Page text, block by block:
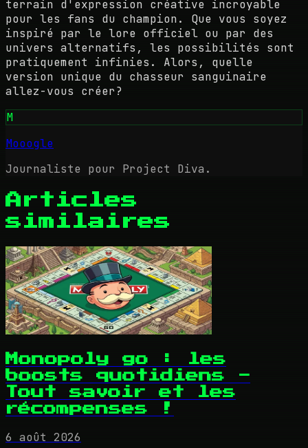
terrain d'expression créative incroyable
pour les fans du champion. Que vous soyez
inspiré par le lore officiel ou par des
univers alternatifs, les possibilités sont
pratiquement infinies. Alors, quelle
version unique du chasseur sanguinaire
allez-vous créer?
M
Mooogle
Journaliste pour Project Diva.
Articles
similaires
Monopoly go : les
boosts quotidiens -
Tout savoir et les
récompenses !
6 août 2026